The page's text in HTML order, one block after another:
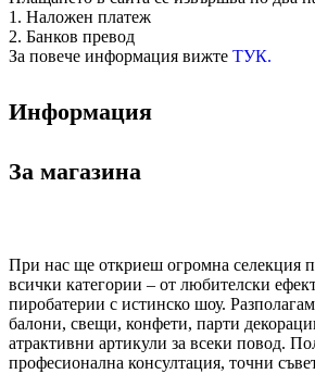
1. Наложен платеж
2. Банков превод
За повече информация вижте ТУК.
Информация
За магазина
При нас ще откриеш огромна селекция
всички категории – от любителски
пиробатерии с истинско шоу.
балони, свещи, конфети, парти
атрактивни артикули за всеки повод.
професионална консултация, точни